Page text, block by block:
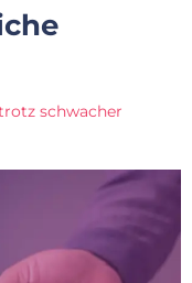
schwacher